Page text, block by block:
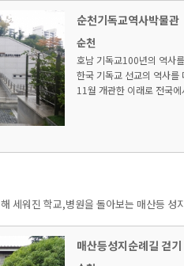
순천기독교역사박물관
순천
호남 기독교100년의 역사
한국 기독교 선교의 역사
11월 개관한 이래로 전국
세워진 학교,병원을 돌아보는 매산등 성
매산등성지순례길 걷기